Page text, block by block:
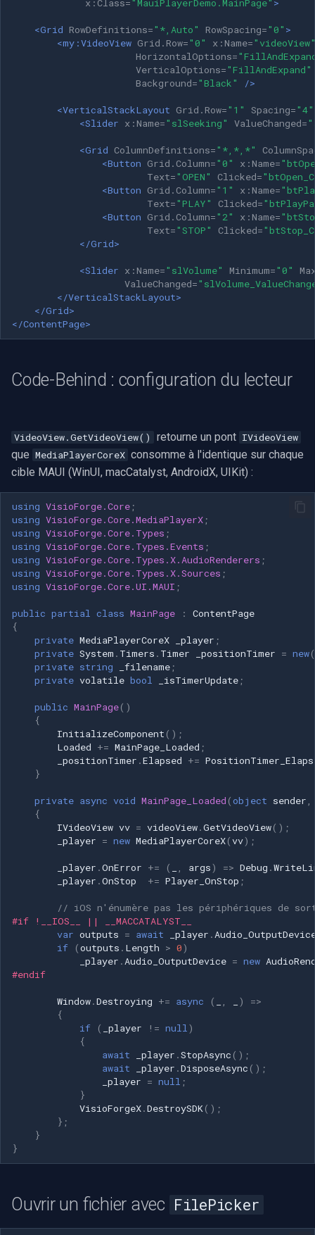
Sanyo
Annke
Wyze
Verkada
Arlo
Eufy Security
Tenda
Mercusys
x:Class="MauiPlayerDemo.MainPage" >
<Grid RowDefinitions="*,Auto" RowSpacing="0" >
<my:VideoView Grid.Row="0" x:Name=
HorizontalOptions=
VerticalOptions="FillAndExpand"
Background="Black" />
<VerticalStackLayout Grid.Row="1" Spacing="4"
<Slider x:Name="slSeeking" ValueChanged=
<Grid ColumnDefinitions="*,*,*"
<Button Grid.Column="0" x:Name=
Text="OPEN" Clicked=
<Button Grid.Column="1" x:Name=
Text="PLAY" Clicked=
<Button Grid.Column="2" x:Name=
Text="STOP" Clicked=
</Grid>
<Slider x:Name="slVolume" Minimum="0"
ValueChanged=
</VerticalStackLayout>
</Grid>
</ContentPage>
Code-Behind : configuration du lecteur
VideoView.GetVideoView() retourne un pont IVideoView
que MediaPlayerCoreX consomme à l'identique sur chaque
cible MAUI (WinUI, macCatalyst, AndroidX, UIKit) :
using VisioForge.Core ;
using VisioForge.Core.MediaPlayerX ;
using VisioForge.Core.Types ;
using VisioForge.Core.Types.Events ;
using VisioForge.Core.Types.X.AudioRenderers ;
using VisioForge.Core.Types.X.Sources ;
using VisioForge.Core.UI.MAUI ;
public partial class MainPage :
ContentPage
{
private MediaPlayerCoreX _player ;
private System . Timers . Timer _positionTimer = new(
private string _filename ;
private volatile bool _isTimerUpdate ;
public MainPage()
{
InitializeComponent ();
Loaded += MainPage_Loaded ;
_positionTimer .Elapsed +=
}
private async void MainPage_Loaded (object sender ,
{
IVideoView vv = videoView.GetVideoView();
_player = new MediaPlayerCoreX(vv);
_player .OnError += ( , args) => Debug .
_player .OnStop += Player_OnStop ;
// iOS n'énumère pas les périphériques de
#if !__IOS__ || __MACCATALYST__
var outputs = await _player .
if
(outputs . Length > 0)
_player .Audio_OutputDevice = new
#endif
Window.Destroying += async ( , )
=>
{
if
( _player != null)
{
await
_player .StopAsync ();
await
_player .DisposeAsync ();
_player = null ;
}
VisioForgeX.DestroySDK();
};
}
}
Ouvrir un fichier avec FilePicker